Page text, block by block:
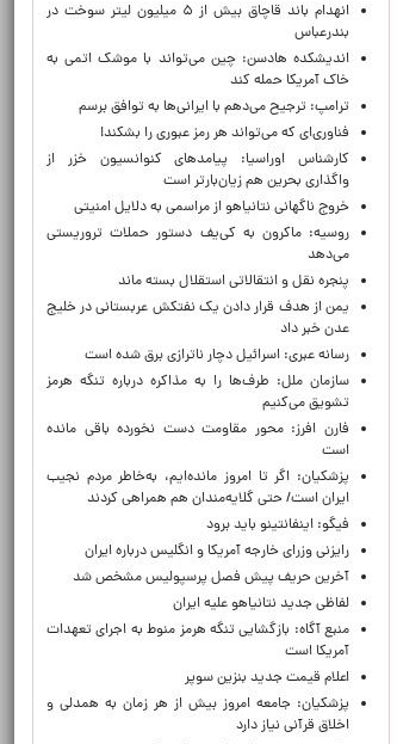
انهدام باند قاچاق بیش از ۵ میلیون لیتر سوخت در
بندرعباس
اندیشکده هادسن: چین می‌تواند با موشک اتمی به
خاک آمریکا حمله کند
ترامپ: ترجیح می‌دهم با ایرانی‌‌ها به توافق برسم
فناوری‌ای که می‌تواند هر رمز عبوری را بشکند!
کارشناس اوراسیا: پیامدهای کنوانسیون خزر از
واگذاری بحرین هم زیان‌بارتر است
خروج ناگهانی نتانیاهو از مراسمی به دلایل امنیتی
روسیه: ماکرون به کی‌یف دستور حملات تروریستی
می‌دهد
پنجره‌ نقل و انتقالاتی استقلال بسته ماند
یمن از هدف قرار دادن یک نفتکش عربستانی در خلیج
عدن خبر داد
رسانه عبری: اسرائیل دچار ناترازی برق شده است
سازمان ملل: طرف‌ها را به مذاکره درباره تنگه هرمز
تشویق می‌کنیم
فارن افرز: محور مقاومت دست نخورده باقی مانده
است
پزشکیان: اگر تا امروز مانده‌ایم، به‌خاطر مردم نجیب
ایران است/ حتی گلایه‌مندان هم همراهی کردند
فیگو: اینفانتینو باید برود
رایزنی وزرای خارجه آمریکا و انگلیس درباره ایران
آخرین حریف پیش فصل پرسپولیس مشخص شد
لفاظی جدید نتانیاهو علیه ایران
منبع آگاه: بازگشایی تنگه هرمز منوط به اجرای تعهدات
آمریکا است
اعلام قیمت جدید بنزین سوپر
پزشکیان: جامعه امروز بیش از هر زمان به همدلی و
اخلاق قرآنی نیاز دارد